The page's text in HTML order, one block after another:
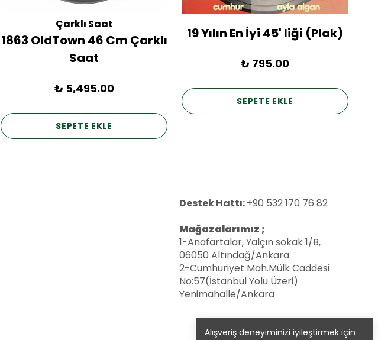
Alışveriş deneyiminizi iyileştirmek için
Çarklı Saat
1863 OldTown 46 Cm Çarklı
Saat
₺ 5,495.00
SEPETE EKLE
19 Yılın En İyi 45' liği (Plak)
₺ 795.00
SEPETE EKLE
Destek Hattı:+90 532 170 76 82
Mağazalarımız ;
1-Anafartalar, Yalçın sokak 1/B,
06050 Altındağ/Ankara
2-Cumhuriyet Mah.Mülk Caddesi
No:57(İstanbul Yolu Üzeri)
Yenimahalle/Ankara